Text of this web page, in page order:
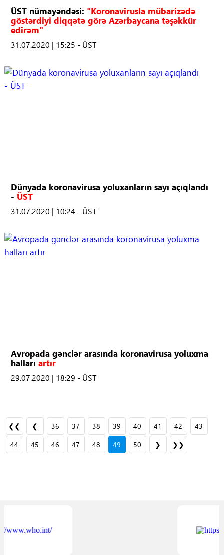
ÜST nümayəndəsi: "Koronavirusla mübarizədə
göstərdiyi diqqətə görə Azərbaycana təşəkkür
edirəm"
31.07.2020 | 15:25 - ÜST
Dünyada koronavirusa yoluxanların sayı açıqlandı
- ÜST
31.07.2020 | 10:24 - ÜST
Avropada gənclər arasında koronavirusa yoluxma
halları artır
29.07.2020 | 18:29 - ÜST
❮❮ ❮ 36 37 38 39 40 41 42
43
44
45 46 47 48 49 50 ❯ ❯❯